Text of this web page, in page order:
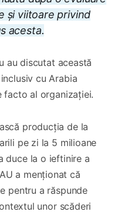
și viitoare privind
acesta.
au discutat această
cu Arabia
facto al organizației.
producția de la
pe zi la 5 milioane
duce la o ieftinire a
a menționat că
pentru a răspunde
unor scăderi